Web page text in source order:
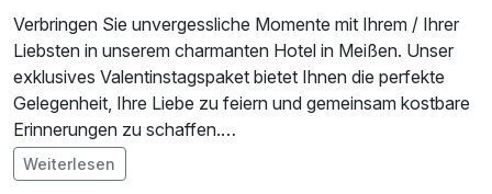
Verbringen Sie unvergessliche Momente mit Ihrem / Ihrer
Liebsten in unserem charmanten Hotel in Meißen. Unser
exklusives Valentinstagspaket bietet Ihnen die perfekte
Gelegenheit, Ihre Liebe zu feiern und gemeinsam kostbare
Erinnerungen zu schaffen.
Lassen Sie sich von der romantischen Atmosphäre
Im Angebot enthalten
Weiterlesen